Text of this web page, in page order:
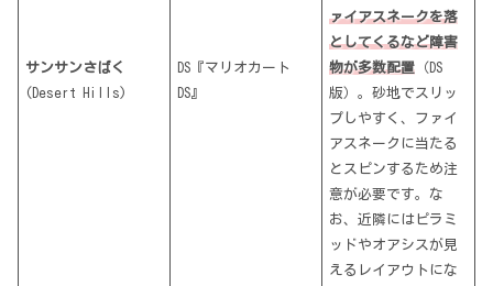
サンサンさばく
(Desert Hills)
DS『マリオカート
DS』
ァイアスネークを落
としてくるなど障害
物が多数配置 （DS
版）。砂地でスリッ
プしやすく、ファイ
アスネークに当たる
とスピンするため注
意が必要です。な
お、近隣にはピラミ
ッドやオアシスが見
えるレイアウトにな